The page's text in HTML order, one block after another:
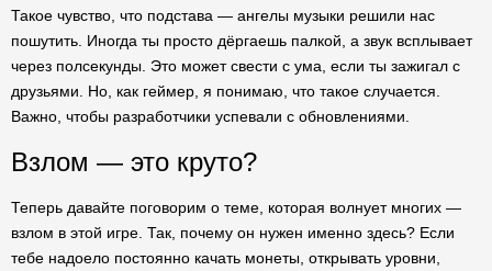
Такое чувство, что подстава — ангелы музыки решили нас
пошутить. Иногда ты просто дёргаешь палкой, а звук всплывает
через полсекунды. Это может свести с ума, если ты зажигал с
друзьями. Но, как геймер, я понимаю, что такое случается.
Важно, чтобы разработчики успевали с обновлениями.
Взлом — это круто?
Теперь давайте поговорим о теме, которая волнует многих —
взлом в этой игре. Так, почему он нужен именно здесь? Если
тебе надоело постоянно качать монеты, открывать уровни,